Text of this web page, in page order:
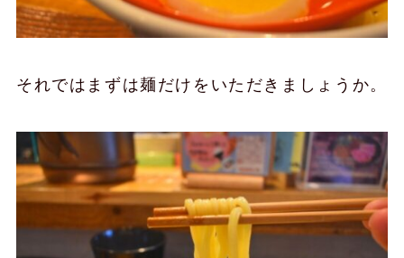
それではまずは麺だけをいただきましょうか。